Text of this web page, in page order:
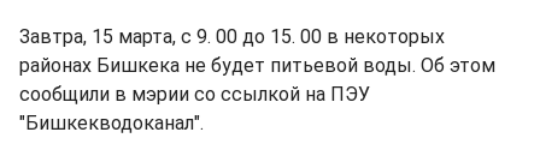
Завтра, 15 марта, с 9. 00 до 15. 00 в некоторых
районах Бишкека не будет питьевой воды. Об этом
сообщили в мэрии со ссылкой на ПЭУ
"Бишкекводоканал".